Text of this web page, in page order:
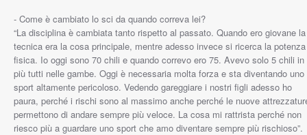
- Come è cambiato lo sci da quando correva lei?
“La disciplina è cambiata tanto rispetto al passato. Quando ero giovane la
tecnica era la cosa principale, mentre adesso invece si ricerca la potenza
fisica. Io oggi sono 70 chili e quando correvo ero 75. Avevo solo 5 chili in
più tutti nelle gambe. Oggi è necessaria molta forza e sta diventando uno
sport altamente pericoloso. Vedendo gareggiare i nostri figli adesso ho
paura, perché i rischi sono al massimo anche perché le nuove
permettono di andare sempre più veloce. La cosa mi rattrista perché non
riesco più a guardare uno sport che amo diventare sempre più rischioso”.